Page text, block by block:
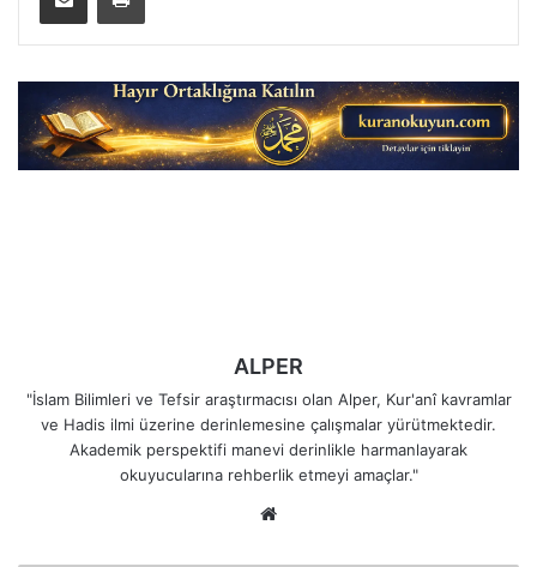
ALPER
"İslam Bilimleri ve Tefsir araştırmacısı olan Alper, Kur'anî kavramlar
ve Hadis ilmi üzerine derinlemesine çalışmalar yürütmektedir.
Akademik perspektifi manevi derinlikle harmanlayarak
okuyucularına rehberlik etmeyi amaçlar."